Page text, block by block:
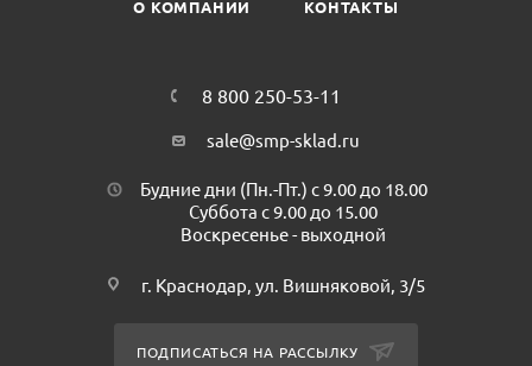
Упаковка: 40 пачек/1000шт
О КОМПАНИИ КОНТАКТЫ
8 800 250-53-11
sale@smp-sklad.ru
Будние дни (Пн.-Пт.) с 9.00 до 18.00
Суббота с 9.00 до 15.00
Воскресенье - выходной
г. Краснодар, ул. Вишняковой, 3/5
ПОДПИСАТЬСЯ НА РАССЫЛКУ